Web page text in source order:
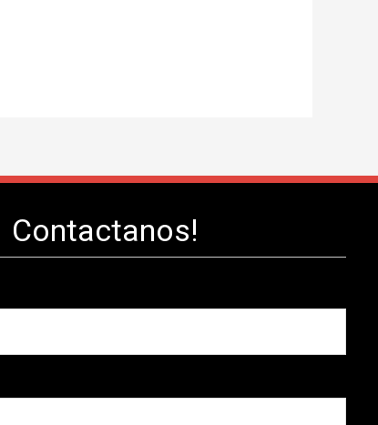
Contactanos!